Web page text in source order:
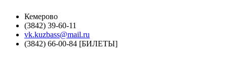
Кемерово
(3842) 39-60-11
vk.kuzbass@mail.ru
(3842) 66-00-84 [БИЛЕТЫ]